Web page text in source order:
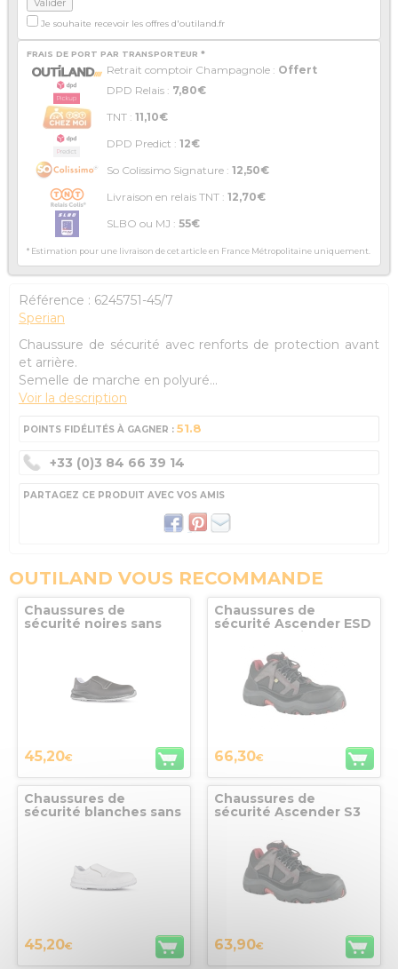
Je souhaite recevoir les offres d'outiland.fr
FRAIS DE PORT PAR TRANSPORTEUR *
Retrait comptoir Champagnole : Offert
DPD Relais : 7,80€
TNT : 11,10€
DPD Predict : 12€
So Colissimo Signature : 12,50€
Livraison en relais TNT : 12,70€
SLBO ou MJ : 55€
* Estimation pour une livraison de cet article en France Métropolitaine uniquement.
Référence : 6245751-45/7
Sperian
Chaussure de sécurité avec renforts de protection avant
et arrière.
Semelle de marche en polyuré...
Voir la description
POINTS FIDÉLITÉS À GAGNER : 51.8
+33 (0)3 84 66 39 14
PARTAGEZ CE PRODUIT AVEC VOS AMIS
OUTILAND VOUS RECOMMANDE
Chaussures de
sécurité noires sans
45,20€
Chaussures de
sécurité Ascender ESD
S3 CI SRC Pointure 37
Honeywell
66,30€
Chaussures de
sécurité blanches sans
45,20€
Chaussures de
sécurité Ascender S3
CI SRC Pointure 37
Honeywell
63,90€